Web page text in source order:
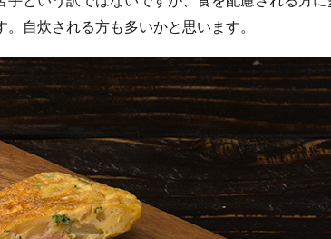
自炊される方も多いかと思います。